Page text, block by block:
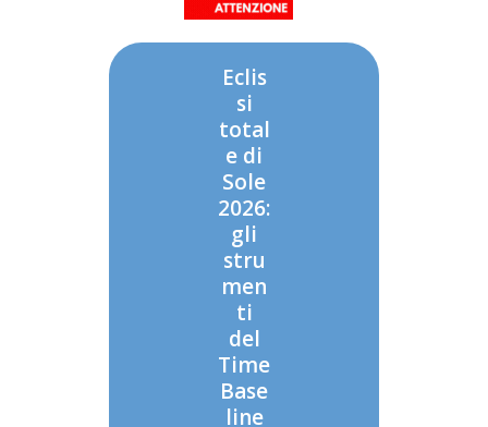
Eclis
si
total
e di
Sole
2026:
gli
stru
men
ti
del
Time
Base
line